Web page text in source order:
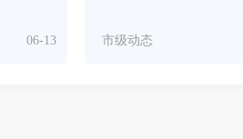
06-13 市级动态